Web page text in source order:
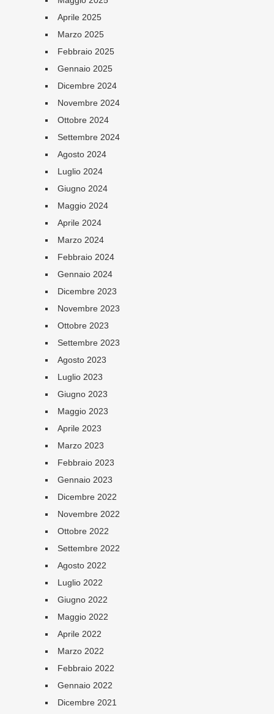
Aprile 2025
Marzo 2025
Febbraio 2025
Gennaio 2025
Dicembre 2024
Novembre 2024
Ottobre 2024
Settembre 2024
Agosto 2024
Luglio 2024
Giugno 2024
Maggio 2024
Aprile 2024
Marzo 2024
Febbraio 2024
Gennaio 2024
Dicembre 2023
Novembre 2023
Ottobre 2023
Settembre 2023
Agosto 2023
Luglio 2023
Giugno 2023
Maggio 2023
Aprile 2023
Marzo 2023
Febbraio 2023
Gennaio 2023
Dicembre 2022
Novembre 2022
Ottobre 2022
Settembre 2022
Agosto 2022
Luglio 2022
Giugno 2022
Maggio 2022
Aprile 2022
Marzo 2022
Febbraio 2022
Gennaio 2022
Dicembre 2021